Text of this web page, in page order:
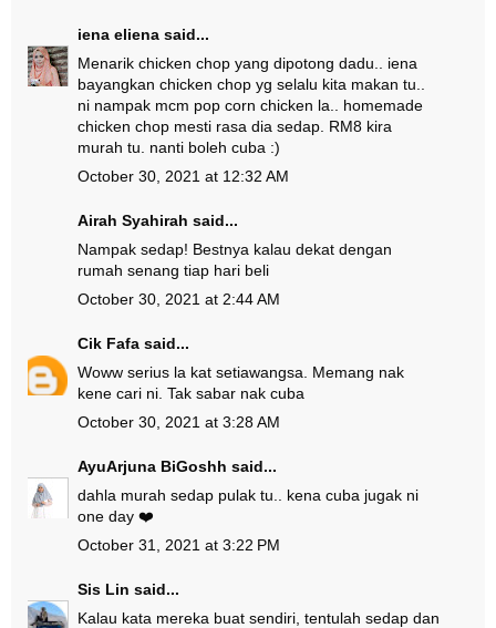
iena eliena said...
Menarik chicken chop yang dipotong dadu.. iena
bayangkan chicken chop yg selalu kita makan tu..
ni nampak mcm pop corn chicken la.. homemade
chicken chop mesti rasa dia sedap. RM8 kira
murah tu. nanti boleh cuba :)
October 30, 2021 at 12:32 AM
Airah Syahirah said...
Nampak sedap! Bestnya kalau dekat dengan
rumah senang tiap hari beli
October 30, 2021 at 2:44 AM
Cik Fafa said...
Woww serius la kat setiawangsa. Memang nak
kene cari ni. Tak sabar nak cuba
October 30, 2021 at 3:28 AM
AyuArjuna BiGoshh said...
dahla murah sedap pulak tu.. kena cuba jugak ni
one day ❤️
October 31, 2021 at 3:22 PM
Sis Lin said...
Kalau kata mereka buat sendiri, tentulah sedap dan